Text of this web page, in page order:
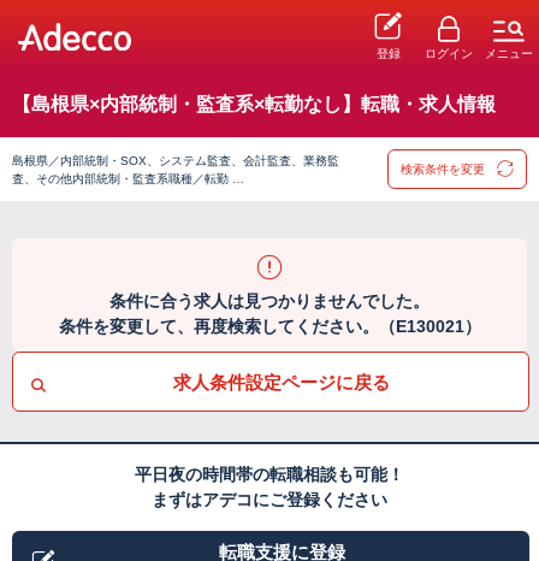
登録 ログイン メニュー
【島根県×内部統制・監査系×転勤なし】転職・求人情報
島根県／内部統制・SOX、システム監査、会計監査、業務監
査、その他内部統制・監査系職種／転勤 …
検索条件を変更
条件に合う求人は見つかりませんでした。
条件を変更して、再度検索してください。（E130021）
求人条件設定ページに戻る
平日夜の時間帯の転職相談も可能！
まずはアデコにご登録ください
転職支援に登録